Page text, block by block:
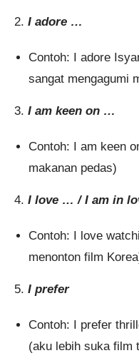
2. I adore …
Contoh: I adore
sangat mengagumi
3. I am keen on …
Contoh: I am keen
makanan pedas)
4. I love … / I am in
Contoh: I love
menonton film
5. I prefer
Contoh: I prefer
(aku lebih suka film